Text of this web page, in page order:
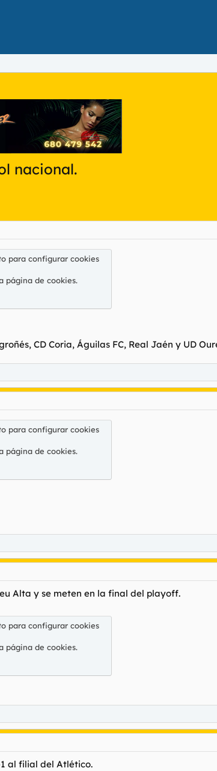
nacional.
para configurar cookies
página de cookies.
CD Coria, Águilas FC, Real Jaén y UD
para configurar cookies
página de cookies.
Alta y se meten en la final del playoff.
para configurar cookies
página de cookies.
al filial del Atlético.